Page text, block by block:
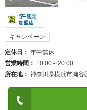
キャンペーン
定休日
年中無休
営業時間
10:00～20:00
所在地
神奈川県横浜市瀬谷